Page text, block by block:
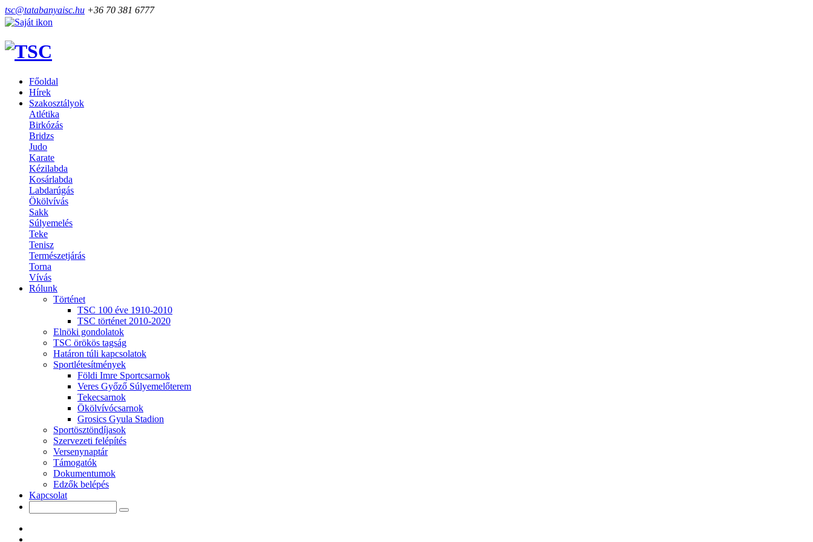
tsc@tatabanyaisc.hu +36 70 381 6777
Főoldal
Hírek
Szakosztályok
Atlétika
Birkózás
Bridzs
Judo
Karate
Kézilabda
Kosárlabda
Labdarúgás
Ökölvívás
Sakk
Súlyemelés
Teke
Tenisz
Természetjárás
Torna
Vívás
Rólunk
Történet
TSC 100 éve 1910-2010
TSC történet 2010-2020
Elnöki gondolatok
TSC örökös tagság
Határon túli kapcsolatok
Sportlétesítmények
Földi Imre Sportcsarnok
Veres Győző Súlyemelőterem
Tekecsarnok
Ökölvívócsarnok
Grosics Gyula Stadion
Sportösztöndíjasok
Szervezeti felépítés
Versenynaptár
Támogatók
Dokumentumok
Edzők belépés
Kapcsolat